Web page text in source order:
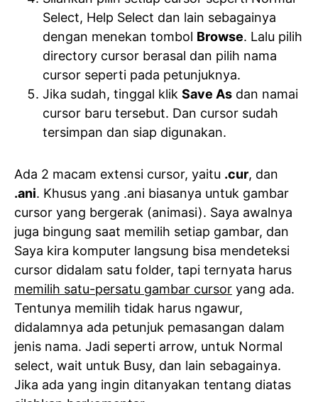
Select, Help Select dan lain sebagainya
dengan menekan tombol Browse. Lalu pilih
directory cursor berasal dan pilih nama
cursor seperti pada petunjuknya.
Jika sudah, tinggal klik Save As dan namai
cursor baru tersebut. Dan cursor sudah
tersimpan dan siap digunakan.
Ada 2 macam extensi cursor, yaitu .cur, dan
.ani. Khusus yang .ani biasanya untuk gambar
cursor yang bergerak (animasi). Saya awalnya
juga bingung saat memilih setiap gambar, dan
Saya kira komputer langsung bisa mendeteksi
cursor didalam satu folder, tapi ternyata harus
memilih satu-persatu gambar cursor yang ada.
Tentunya memilih tidak harus ngawur,
didalamnya ada petunjuk pemasangan dalam
jenis nama. Jadi seperti arrow, untuk Normal
select, wait untuk Busy, dan lain sebagainya.
Jika ada yang ingin ditanyakan tentang diatas